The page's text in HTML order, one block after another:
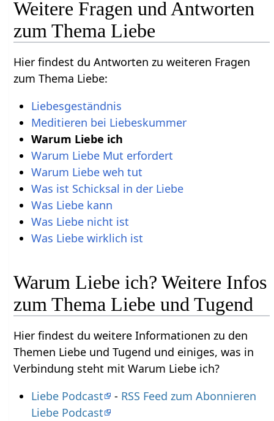
Weitere Fragen und Antworten
zum Thema Liebe
Hier findest du Antworten zu weiteren Fragen
zum Thema Liebe:
Liebesgeständnis
Meditieren bei Liebeskummer
Warum Liebe ich
Warum Liebe Mut erfordert
Warum Liebe weh tut
Was ist Schicksal in der Liebe
Was Liebe kann
Was Liebe nicht ist
Was Liebe wirklich ist
Warum Liebe ich? Weitere Infos
zum Thema Liebe und Tugend
Hier findest du weitere Informationen zu den
Themen Liebe und Tugend und einiges, was in
Verbindung steht mit Warum Liebe ich?
Liebe Podcast
- RSS Feed zum Abonnieren
Liebe Podcast